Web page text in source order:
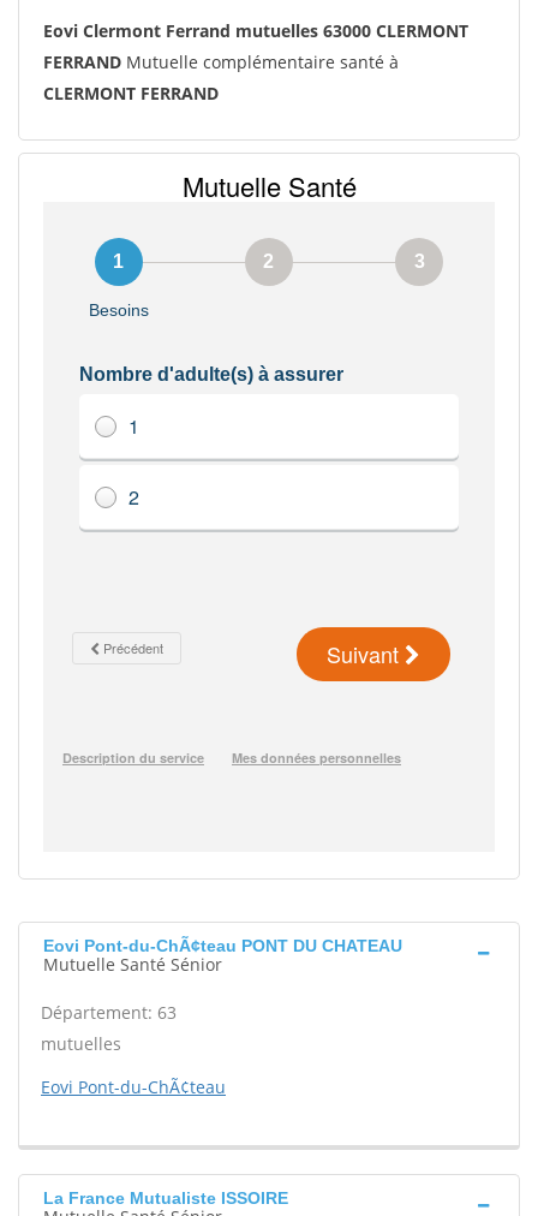
Eovi Clermont Ferrand mutuelles 63000 CLERMONT
FERRAND Mutuelle complémentaire santé à
CLERMONT FERRAND
Eovi Pont-du-ChÃ¢teau PONT DU CHATEAU
Mutuelle Santé Sénior
Département: 63
mutuelles
Eovi Pont-du-ChÃ¢teau
La France Mutualiste ISSOIRE